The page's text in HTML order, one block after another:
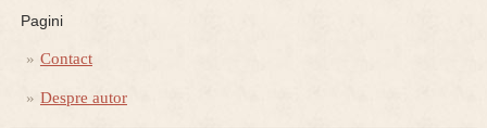
Pagini
Contact
Despre autor